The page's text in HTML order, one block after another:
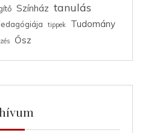
Színház tanulás
tippek Tudomány
Ősz